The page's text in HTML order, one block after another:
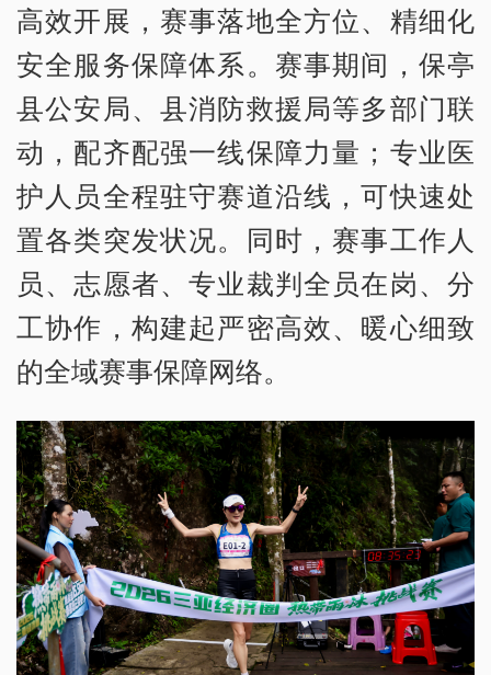
高效开展，赛事落地全方位、精细化
安全服务保障体系。赛事期间，保亭
县公安局、县消防救援局等多部门联
动，配齐配强一线保障力量；专业医
护人员全程驻守赛道沿线，可快速处
置各类突发状况。同时，赛事工作人
员、志愿者、专业裁判全员在岗、分
工协作，构建起严密高效、暖心细致
的全域赛事保障网络。